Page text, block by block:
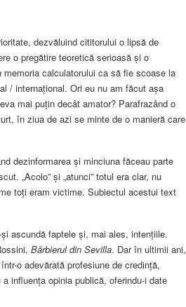
dezvăluind cititorului o lipsă de
o pregătire teoretică serioasă și o
calculatorului ca să fie scoase la
/ internațional. Ori eu nu am făcut așa
mai puțin decât amator? Parafrazând o
în ziua de azi se minte de o manieră care
dezinformarea și minciuna făceau parte
„Acolo” și „atunci” totul era clar, nu
toți eram victime. Subiectul acestui text
ascundă faptele și, mai ales, intențiile.
Bărbierul din Sevilla. Dar în ultimii ani,
o adevărată profesiune de credință,
influența opinia publică, oferindu-i date